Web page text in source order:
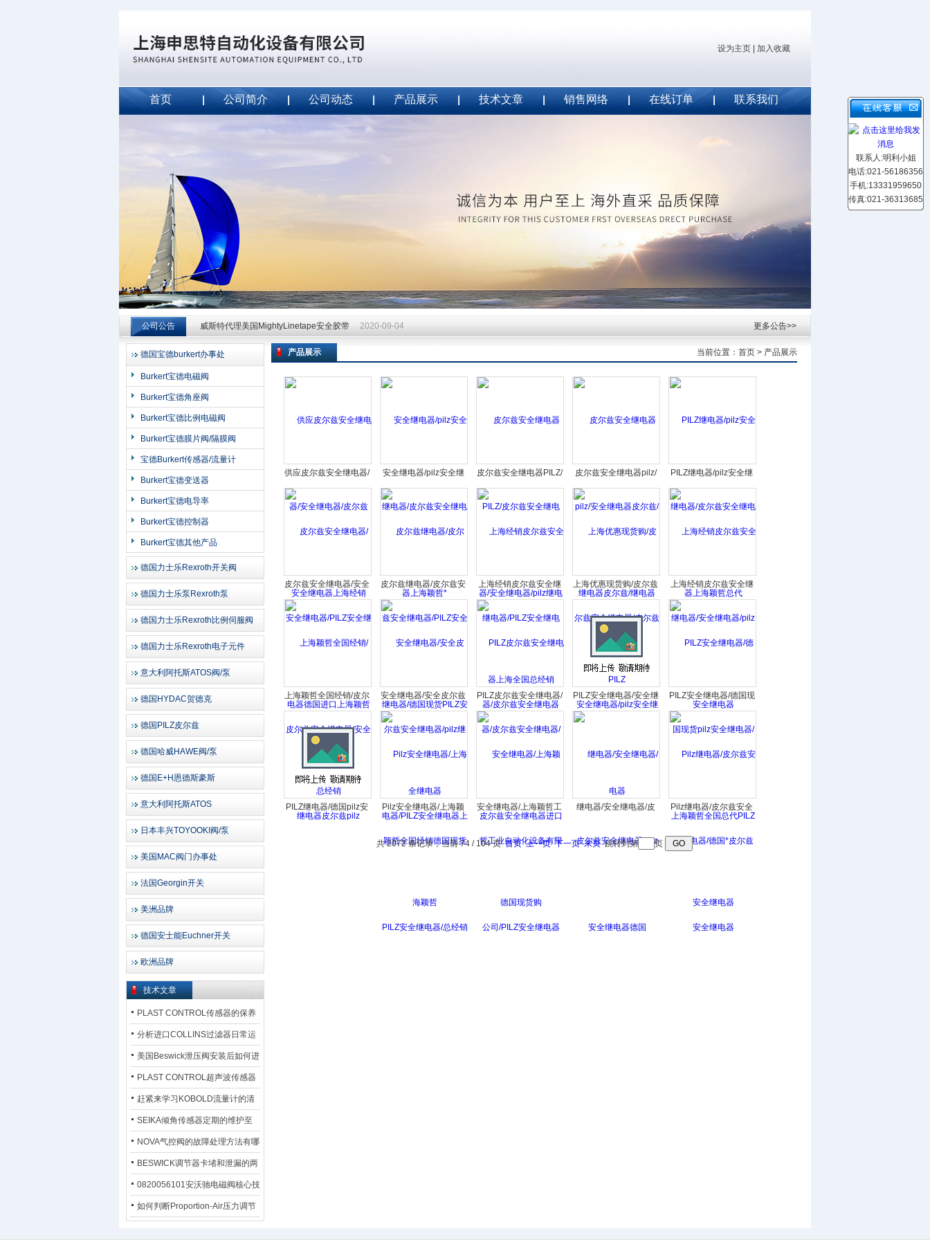
上海申思特自动化设备有限公司
设为主页 加入收藏
首页 公司简介 公司动态 产品展示 技术文章 销售网络 在线订单 联系我们
公司公告
威斯特代理美国MightyLinetape安全胶带 2020-09-04
威斯特代理美国MightyLinetape安全胶带 2020-09-04
威斯特代理美国MightyLinetape安全胶带
更多公告>>
德国宝德burkert办事处
Burkert宝德电磁阀
Burkert宝德角座阀
Burkert宝德比例电磁阀
Burkert宝德膜片阀/隔膜阀
宝德Burkert传感器/流量计
Burkert宝德变送器
Burkert宝德电导率
Burkert宝德控制器
Burkert宝德其他产品
德国力士乐Rexroth开关阀
德国力士乐泵Rexroth泵
德国力士乐Rexroth比例伺服阀
德国力士乐Rexroth电子元件
意大利阿托斯ATOS阀/泵
德国HYDAC贺德克
德国PILZ皮尔兹
德国哈威HAWE阀/泵
德国E+H恩德斯豪斯
意大利阿托斯ATOS
日本丰兴TOYOOKI阀/泵
美国MAC阀门办事处
法国Georgin开关
美洲品牌
德国安士能Euchner开关
欧洲品牌
技术文章
PLAST CONTROL传感器的保养
方法
分析进口COLLINS过滤器日常运
行排污步骤
美国Beswick泄压阀安装后如何进
行调试?
PLAST CONTROL超声波传感器
工作原理了解吗？
赶紧来学习KOBOLD流量计的清
洗流程吧
SEIKA倾角传感器定期的维护至
关重要
NOVA气控阀的故障处理方法有哪
些？
BESWICK调节器卡堵和泄漏的两
大问题解决措施
0820056101安沃驰电磁阀核心技
术参数
如何判断Proportion-Air压力调节
产品展示 当前位置： 首页 > 产品展示
供应皮尔兹安全继电器/
安全继电器/皮尔兹安全
继电器上海经销
安全继电器/pilz安全继
电器/皮尔兹安全继电器
上海颖哲*
皮尔兹安全继电器PILZ/
皮尔兹安全继电器/安全
继电器/pilz继电器上海
皮尔兹安全继电器pilz/
安全继电器皮尔兹/继电
器皮尔兹/继电器PILZ
PILZ继电器/pilz安全继
电器/皮尔兹安全继电器
上海颖哲总代
皮尔兹安全继电器/安全
继电器/PILZ安全继电器
德国进口上海颖哲总经
皮尔兹继电器/皮尔兹安
全继电器/PILZ安全继电
器/德国现货PILZ安全继
上海经销皮尔兹安全继
电器/PILZ安全继电器/
皮尔兹安全继电器
上海优惠现货购/皮尔兹
安全继电器/皮尔兹安全
继电器/pilz安全继电器
上海经销皮尔兹安全继
电器/安全继电器/pilz安
全继电器
上海颖哲全国经销/皮尔
兹安全继电器/安全继电
器皮尔兹pilz
安全继电器/安全皮尔兹
安全继电器/pilz继电
器/PILZ安全继电器上海
PILZ皮尔兹安全继电器/
皮尔兹安全继电器/皮尔
兹安全继电器进口德国
PILZ安全继电器/安全继
电器/上海颖哲皮尔兹安
PILZ安全继电器/德国现
货pilz安全继电器/上海
颖哲全国总代PILZ安全
PILZ继电器/德国pilz安
Pilz安全继电器/上海颖
PILZ安全继电器/总经销
安全继电器/上海颖哲工
司/PILZ安全继电器
继电器/安全继电器/皮
全继电器德国
Pilz继电器/皮尔兹安全
全继电器
共 2072 条记录，当前 74 / 104 页首页 上一页 下一页 末页跳转到第 页
联系人:明利小姐
电话:021-56186356
手机:13331959650
传真:021-36313685